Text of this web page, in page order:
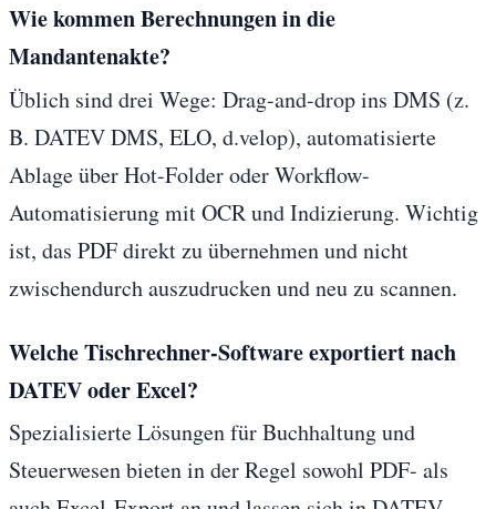
Wie kommen Berechnungen in die
Mandantenakte?
Üblich sind drei Wege: Drag-and-drop ins DMS (z.
B. DATEV DMS, ELO, d.velop), automatisierte
Ablage über Hot-Folder oder Workflow-
Automatisierung mit OCR und Indizierung. Wichtig
ist, das PDF direkt zu übernehmen und nicht
zwischendurch auszudrucken und neu zu scannen.
Welche Tischrechner-Software exportiert nach
DATEV oder Excel?
Spezialisierte Lösungen für Buchhaltung und
Steuerwesen bieten in der Regel sowohl PDF- als